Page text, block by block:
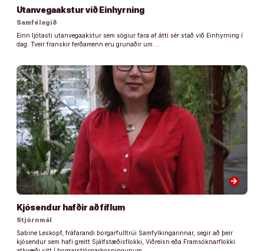
Utanvegaakstur við Einhyrning
Samfélagið
Einn ljótasti utanvegaakstur sem sögiur fara af átti sér stað við Einhyrning í
dag. Tveir franskir ferðamenn eru grunaðir um …
arrow_forward
Kjósendur hafðir að fíflum
Stjórnmál
Sabine Leskopf, fráfarandi borgarfulltrúi Samfylkingarinnar, segir að þeir
kjósendur sem hafi greitt Sjálfstæðisflokki, Viðreisn eða Framsóknarflokki